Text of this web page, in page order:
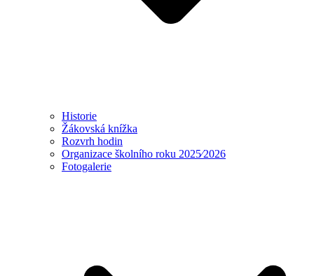
Historie
Žákovská knížka
Rozvrh hodin
Organizace školního roku 2025⁄2026
Fotogalerie